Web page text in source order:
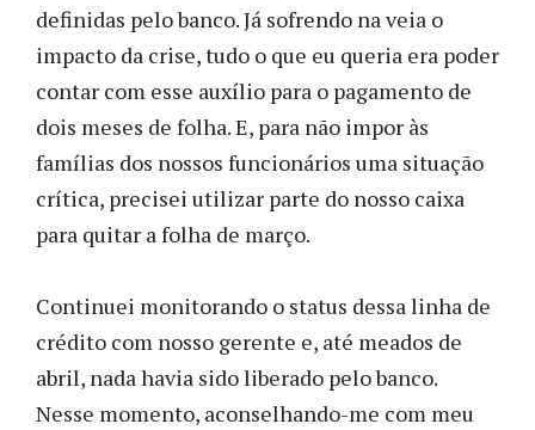
definidas pelo banco. Já sofrendo na veia o
impacto da crise, tudo o que eu queria era poder
contar com esse auxílio para o pagamento de
dois meses de folha. E, para não impor às
famílias dos nossos funcionários uma situação
crítica, precisei utilizar parte do nosso caixa
para quitar a folha de março.
Continuei monitorando o status dessa linha de
crédito com nosso gerente e, até meados de
abril, nada havia sido liberado pelo banco.
Nesse momento, aconselhando-me com meu